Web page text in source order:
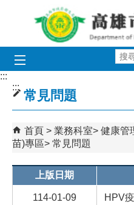
跳到主要內容區塊
:::
:::
常見問題
首頁 業務科室 健康管
苗)專區
常見問題
上版日期
114-01-09 HPV